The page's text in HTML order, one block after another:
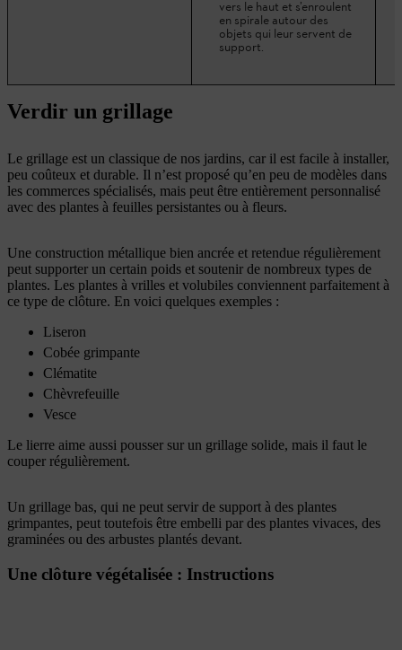
vers le haut et s’enroulent
en spirale autour des
objets qui leur servent de
support.
Verdir un grillage
Le grillage est un classique de nos jardins, car il est facile à installer,
peu coûteux et durable. Il n’est proposé qu’en peu de modèles dans
les commerces spécialisés, mais peut être entièrement personnalisé
avec des plantes à feuilles persistantes ou à fleurs.
Une construction métallique bien ancrée et retendue régulièrement
peut supporter un certain poids et soutenir de nombreux types de
plantes. Les plantes à vrilles et volubiles conviennent parfaitement à
ce type de clôture. En voici quelques exemples :
Liseron
Cobée grimpante
Clématite
Chèvrefeuille
Vesce
Le lierre aime aussi pousser sur un grillage solide, mais il faut le
couper régulièrement.
Un grillage bas, qui ne peut servir de support à des plantes
grimpantes, peut toutefois être embelli par des plantes vivaces, des
graminées ou des arbustes plantés devant.
Une clôture végétalisée : Instructions